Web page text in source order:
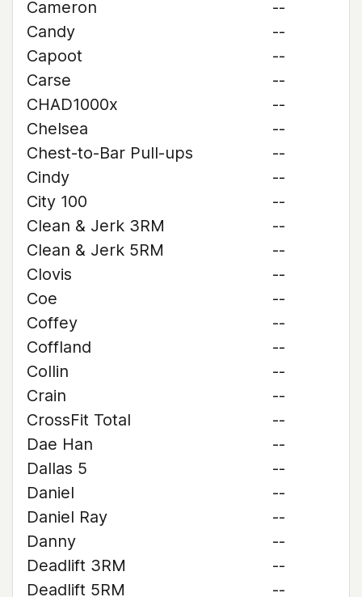
Cameron
--
Candy
--
Capoot
--
Carse
--
CHAD1000x
--
Chelsea
--
Chest-to-Bar Pull-ups
--
Cindy
--
City 100
--
Clean & Jerk 3RM
--
Clean & Jerk 5RM
--
Clovis
--
Coe
--
Coffey
--
Coffland
--
Collin
--
Crain
--
CrossFit Total
--
Dae Han
--
Dallas 5
--
Daniel
--
Daniel Ray
--
Danny
--
Deadlift 3RM
--
Deadlift 5RM
--